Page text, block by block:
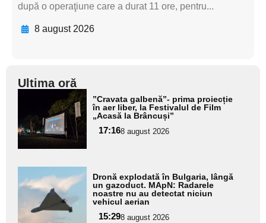
după o operaţiune care a durat 11 ore, pentru...
8 august 2026
Ultima oră
Adaugă
aici textul
pentru
subtitlu
”Cravata galbenă”- prima proiecție
în aer liber, la Festivalul de Film
„Acasă la Brâncuși”
17:168 august 2026
Adaugă
aici textul
pentru
subtitlu
Dronă explodată în Bulgaria, lângă
un gazoduct. MApN: Radarele
noastre nu au detectat niciun
vehicul aerian
15:298 august 2026